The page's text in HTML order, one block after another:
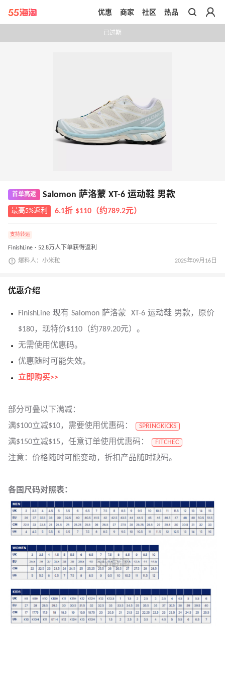
带你去官网买正品
优惠 商家 社区 热品
已过期
首单高返 Salomon 萨洛蒙 XT-6 运动鞋 男款
最高5%返利 6.1折 $110（约789.2元）
支持转运
FinishLine · 52.8万人下单获得返利
爆料人：小米粒 2025年09月16日
优惠介绍
FinishLine 现有 Salomon 萨洛蒙 XT-6 运动鞋 男款，原价
$180，现特价$110（约789.20元）。
无需使用优惠码。
优惠随时可能失效。
立即购买>>
部分可叠以下满减：
满$100立减$10，需要使用优惠码：
SPRINGKICKS
满$150立减$15，任意订单使用优惠码： FITCHEC
注意：价格随时可能变动，折扣产品随时缺码。
各国尺码对照表：